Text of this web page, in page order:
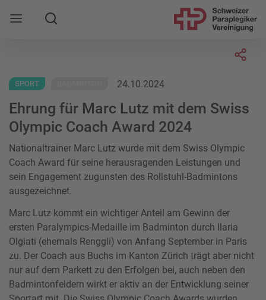
Mobile Navigation öffnen
Suche
SPORT 24.10.2024
Ehrung für Marc Lutz mit dem Swiss
Olympic Coach Award 2024
Nationaltrainer Marc Lutz wurde mit dem Swiss Olympic
Coach Award für seine herausragenden Leistungen und
sein Engagement zugunsten des Rollstuhl-Badmintons
ausgezeichnet.
Marc Lutz kommt ein wichtiger Anteil am Gewinn der
ersten Paralympics-Medaille im Badminton durch Ilaria
Olgiati (ehemals Renggli) von Anfang September in Paris
zu. Der Coach aus Buchs im Kanton Zürich trägt aber nicht
nur auf dem Parkett zu den Erfolgen bei, auch neben den
Badmintonfeldern wirkt er aktiv an der Entwicklung seiner